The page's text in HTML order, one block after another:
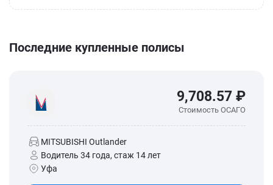
Последние купленные полисы
9,708.57 ₽
Стоимость ОСАГО
MITSUBISHI Outlander
Водитель 34 года, стаж 14 лет
Уфа